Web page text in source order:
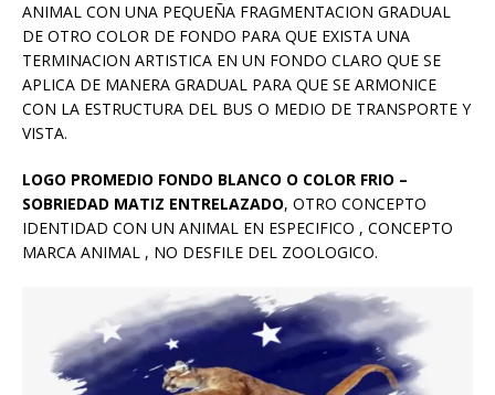
ANIMAL CON UNA PEQUEÑA FRAGMENTACION GRADUAL
DE OTRO COLOR DE FONDO PARA QUE EXISTA UNA
TERMINACION ARTISTICA EN UN FONDO CLARO QUE SE
APLICA DE MANERA GRADUAL PARA QUE SE ARMONICE
CON LA ESTRUCTURA DEL BUS O MEDIO DE TRANSPORTE Y
VISTA.
LOGO PROMEDIO FONDO BLANCO O COLOR FRIO –
SOBRIEDAD MATIZ ENTRELAZADO, OTRO CONCEPTO
IDENTIDAD CON UN ANIMAL EN ESPECIFICO , CONCEPTO
MARCA ANIMAL , NO DESFILE DEL ZOOLOGICO.